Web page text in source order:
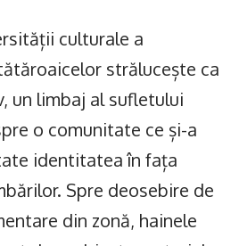
culturale a
strălucește ca
un limbaj al sufletului
o comunitate ce și-a
identitatea în fața
Spre deosebire de
din zonă, hainele